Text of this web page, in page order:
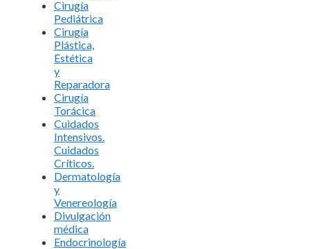
Cirugía
Pediátrica
Cirugía
Plástica,
Estética
y
Reparadora
Cirugía
Torácica
Cuidados
Intensivos.
Cuidados
Críticos.
Dermatología
y
Venereología
Divulgación
médica
Endocrinología